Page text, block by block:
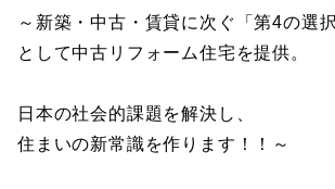
～新築・中古・賃貸に次ぐ「第4の選択
として中古リフォーム住宅を提供。
日本の社会的課題を解決し、
住まいの新常識を作ります！！～